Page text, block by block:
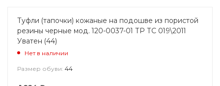
Туфли (тапочки) кожаные на подошве из пористой
резины черные мод. 120-0037-01 ТР ТС 019\2011
Уватен (44)
Нет в наличии
Размер обуви: 44